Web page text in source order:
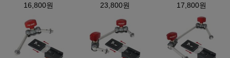
16,800원
23,800원
17,800원